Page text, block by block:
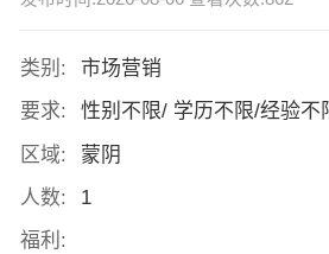
类别:
市场营销
要求:
性别不限/ 学历不限/经验不
区域:
蒙阴
人数:
1
福利: